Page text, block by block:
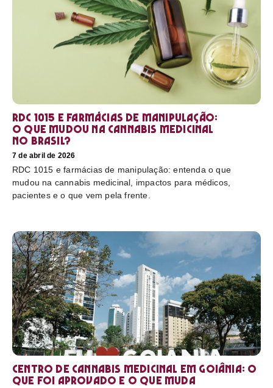
RDC 1015 e farmácias de manipulação:
o que mudou na cannabis medicinal
no Brasil?
7 de abril de 2026
RDC 1015 e farmácias de manipulação: entenda o que
mudou na cannabis medicinal, impactos para médicos,
pacientes e o que vem pela frente.
Centro de cannabis medicinal em Goiânia: o
que foi aprovado e o que muda